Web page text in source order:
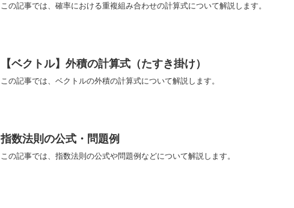
この記事では、確率における重複組み合わせの計算式について解説します。
【ベクトル】外積の計算式（たすき掛け）
この記事では、ベクトルの外積の計算式について解説します。
指数法則の公式・問題例
この記事では、指数法則の公式や問題例などについて解説します。